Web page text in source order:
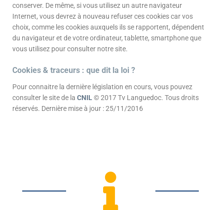
conserver. De même, si vous utilisez un autre navigateur
Internet, vous devrez à nouveau refuser ces cookies car vos
choix, comme les cookies auxquels ils se rapportent, dépendent
du navigateur et de votre ordinateur, tablette, smartphone que
vous utilisez pour consulter notre site.
Cookies & traceurs : que dit la loi ?
Pour connaitre la dernière législation en cours, vous pouvez
consulter le site de la CNIL© 2017 Tv Languedoc. Tous droits
réservés. Dernière mise à jour : 25/11/2016